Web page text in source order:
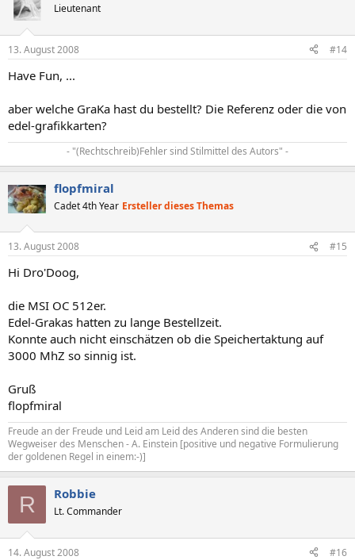
Lieutenant
13. August 2008 #14
Have Fun, ...
aber welche GraKa hast du bestellt? Die Referenz oder die von
edel-grafikkarten?
- "(Rechtschreib)Fehler sind Stilmittel des Autors" -​
flopfmiral
Cadet 4th Year Ersteller dieses Themas
13. August 2008 #15
Hi Dro'Doog,
die MSI OC 512er.
Edel-Grakas hatten zu lange Bestellzeit.
Konnte auch nicht einschätzen ob die Speichertaktung auf
3000 MhZ so sinnig ist.
Gruß
flopfmiral
Freude an der Freude und Leid am Leid des Anderen sind die besten
Wegweiser des Menschen - A. Einstein [positive und negative Formulierung
der goldenen Regel in einem:-)]
R Robbie
Lt. Commander
14. August 2008 #16